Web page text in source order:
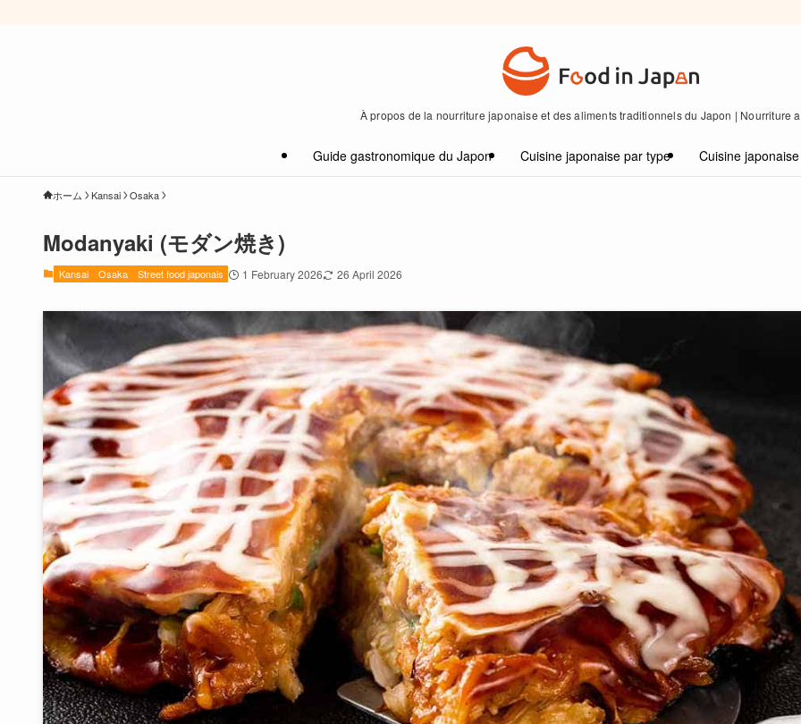
À propos de la nourriture japonaise et des aliments traditionnels du Japon | Nourriture
Guide gastronomique du Japon Cuisine japonaise par type Cuisine
ホーム Kansai Osaka
Modanyaki (モダン焼き)
Kansai Osaka Street food japonais 1 February 2026 26 April 2026